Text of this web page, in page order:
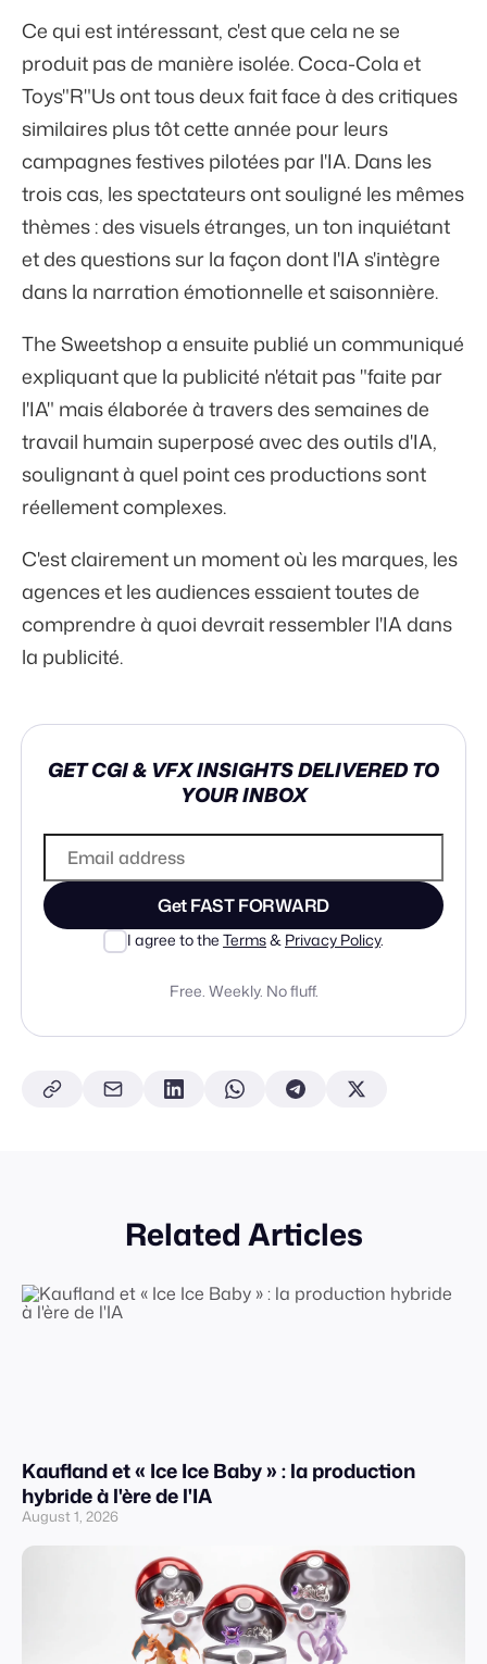
Ce qui est intéressant, c'est que cela ne se
produit pas de manière isolée. Coca-Cola et
Toys"R"Us ont tous deux fait face à des critiques
similaires plus tôt cette année pour leurs
campagnes festives pilotées par l'IA. Dans les
trois cas, les spectateurs ont souligné les mêmes
thèmes : des visuels étranges, un ton inquiétant
et des questions sur la façon dont l'IA s'intègre
dans la narration émotionnelle et saisonnière.
The Sweetshop a ensuite publié un communiqué
expliquant que la publicité n'était pas "faite par
l'IA" mais élaborée à travers des semaines de
travail humain superposé avec des outils d'IA,
soulignant à quel point ces productions sont
réellement complexes.
C'est clairement un moment où les marques, les
agences et les audiences essaient toutes de
comprendre à quoi devrait ressembler l'IA dans
la publicité.
GET CGI & VFX INSIGHTS DELIVERED TO
YOUR INBOX
Get FAST FORWARD
I agree to the Terms& Privacy Policy.
Free. Weekly. No fluff.
Related Articles
Kaufland et « Ice Ice Baby » : la production
hybride à l'ère de l'IA
August 1, 2026